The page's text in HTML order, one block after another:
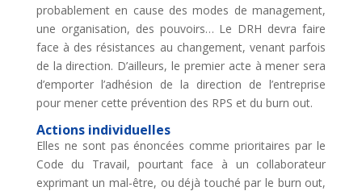
probablement en cause des modes de management,
une organisation, des pouvoirs… Le DRH devra faire
face à des résistances au changement, venant parfois
de la direction. D’ailleurs, le premier acte à mener sera
d’emporter l’adhésion de la direction de l’entreprise
pour mener cette prévention des RPS et du burn out.
Actions individuelles
Elles ne sont pas énoncées comme prioritaires par le
Code du Travail, pourtant face à un collaborateur
exprimant un mal-être, ou déjà touché par le burn out,